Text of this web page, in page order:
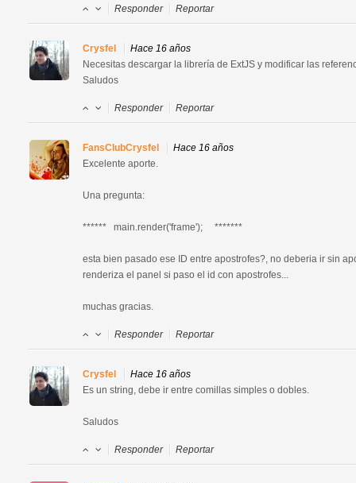
Responder Reportar
Crysfel
Hace 16 años
Necesitas descargar la librería de ExtJS y modificar las
Saludos
Responder Reportar
FansClubCrysfel
Hace 16 años
Excelente aporte.
Una pregunta:
******   main.render('frame');     *******
esta bien pasado ese ID entre apostrofes?, no deberia ir sin
renderiza el panel si paso el id con apostrofes...
muchas gracias.
Responder Reportar
Crysfel
Hace 16 años
Es un string, debe ir entre comillas simples o dobles.
Saludos
Responder Reportar